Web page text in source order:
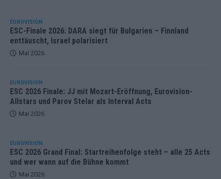
EUROVISION
ESC-Finale 2026: DARA siegt für Bulgarien – Finnland
enttäuscht, Israel polarisiert
Mai 2026
EUROVISION
ESC 2026 Finale: JJ mit Mozart-Eröffnung, Eurovision-
Allstars und Parov Stelar als Interval Acts
Mai 2026
EUROVISION
ESC 2026 Grand Final: Startreihenfolge steht – alle 25 Acts
und wer wann auf die Bühne kommt
Mai 2026